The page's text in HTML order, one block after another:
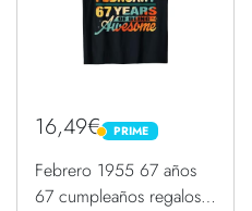
16,49€ PRIME
PRIME
Febrero 1955 67 años
67 cumpleaños regalos